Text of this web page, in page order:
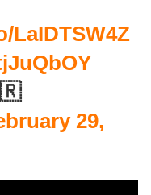
LaIDTSW4Z
29,